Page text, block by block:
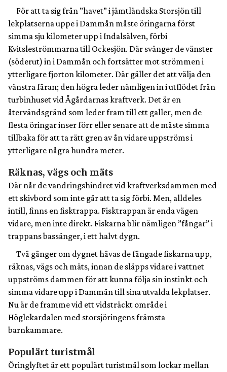
För att ta sig från ”havet” i jämtländska Storsjön till
lekplatserna uppe i Dammån måste öringarna först
simma sju kilometer upp i Indalsälven, förbi
Kvitsleströmmarna till Ockesjön. Där svänger de vänster
(söderut) in i Dammån och fortsätter mot strömmen i
ytterligare fjorton kilometer. Där gäller det att välja den
vänstra fåran; den högra leder nämligen in i utflödet från
turbinhuset vid Ågårdarnas kraftverk. Det är en
återvändsgränd som leder fram till ett galler, men de
flesta öringar inser förr eller senare att de måste simma
tillbaka för att ta rätt gren av ån vidare uppströms i
ytterligare några hundra meter.
Räknas, vägs och mäts
Där når de vandringshindret vid kraftverksdammen med
ett skivbord som inte går att ta sig förbi. Men, alldeles
intill, finns en fisktrappa. Fisktrappan är enda vägen
vidare, men inte direkt. Fiskarna blir nämligen ”fångar” i
trappans bassänger, i ett halvt dygn.
Två gånger om dygnet håvas de fångade fiskarna upp,
räknas, vägs och mäts, innan de släpps vidare i vattnet
uppströms dammen för att kunna följa sin instinkt och
simma vidare upp i Dammån till sina utvalda lekplatser.
Nu är de framme vid ett vidsträckt område i
Höglekardalen med storsjöringens främsta
barnkammare.
Populärt turistmål
Öringlyftet är ett populärt turistmål som lockar mellan